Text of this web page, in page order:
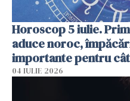
Horoscop 5 iulie.
aduce noroc,
importante pentru
04 IULIE 2026